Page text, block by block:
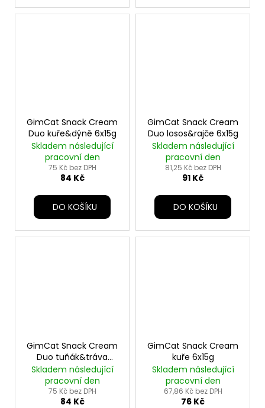
GimCat Snack Cream
Duo kuře&dýně 6x15g
Skladem následující
pracovní den
75 Kč bez DPH
84 Kč
DO KOŠÍKU
GimCat Snack Cream
Duo losos&rajče 6x15g
Skladem následující
pracovní den
81,25 Kč bez DPH
91 Kč
DO KOŠÍKU
GimCat Snack Cream
Duo tuňák&tráva
6x15g
Skladem následující
pracovní den
75 Kč bez DPH
84 Kč
GimCat Snack Cream
kuře 6x15g
Skladem následující
pracovní den
67,86 Kč bez DPH
76 Kč